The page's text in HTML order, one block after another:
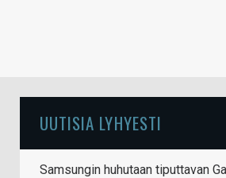
UUTISIA LYHYESTI
Samsungin huhutaan tiputtavan